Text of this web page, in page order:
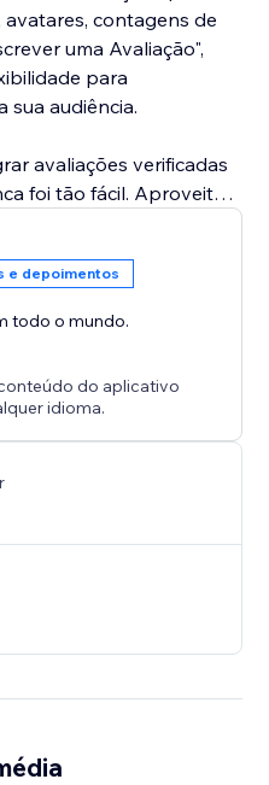
contagens de
uma Avaliação",
para
sua audiência.
avaliações verificadas
foi tão fácil. Aproveite
que ajudam suas
impulsionar conversões.
a credibilidade de sua
de suas vendas com
impactantes e
e depoimentos
todo o mundo.
do aplicativo
idioma.